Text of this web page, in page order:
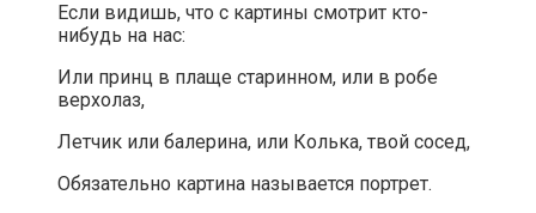
Если видишь, что с картины смотрит кто-
нибудь на нас:
Или принц в плаще старинном, или в робе
верхолаз,
Летчик или балерина, или Колька, твой сосед,
Обязательно картина называется портрет.